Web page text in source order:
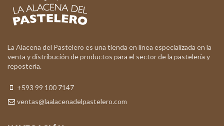
La Alacena del Pastelero es una tienda en línea especializada en la
venta y distribución de productos para el sector de la pastelería y
repostería.
+593 99 100 7147
ventas@laalacenadelpastelero.com